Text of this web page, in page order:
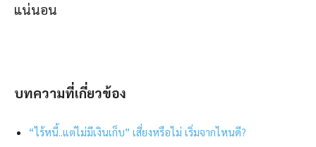
แน่นอน
บทความที่เกี่ยวข้อง
“ไร้หนี้..แต่ไม่มีเงินเก็บ” เสี่ยงหรือไม่ เริ่มจากไหนดี?